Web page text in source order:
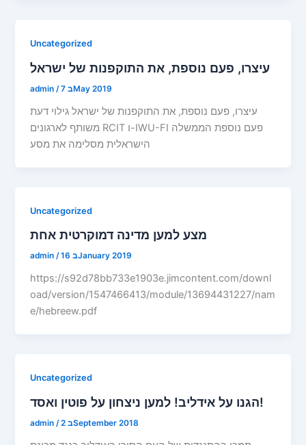
Uncategorized
עיצרו, פעם נוספת, את התוקפנות של ישראל
admin/ 7 בMay 2019
עיצרו, פעם נוספת, את התוקפנות של ישראל גילוי דעת
משותף לארגונים RCIT ו-IWU-FI פעם נוספת הממשלה
הישראלית מסלימה את מסע
Uncategorized
מצע למען מדינה דמוקרטית אחת
admin/ 16 בJanuary 2019
https://s92d78bb733e1903e.jimcontent.com/downl
oad/version/1547466413/module/13694431227/nam
e/hebreew.pdf
Uncategorized
הגנו על אידליב! למען ניצחון על פוטין ואסד!
admin / 2 בSeptember 2018